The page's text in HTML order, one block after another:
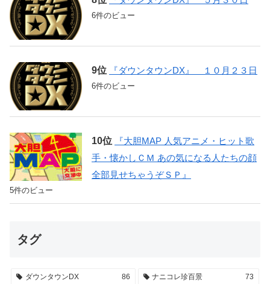
6件のビュー
『ダウンタウンDX』 １０月２３日
6件のビュー
『大胆MAP 人気アニメ・ヒット歌
手・懐かしＣＭ あの気になる人たちの顔
全部見せちゃうぞＳＰ』
5件のビュー
タグ
ダウンタウンDX 86 ナニコレ珍百景 73